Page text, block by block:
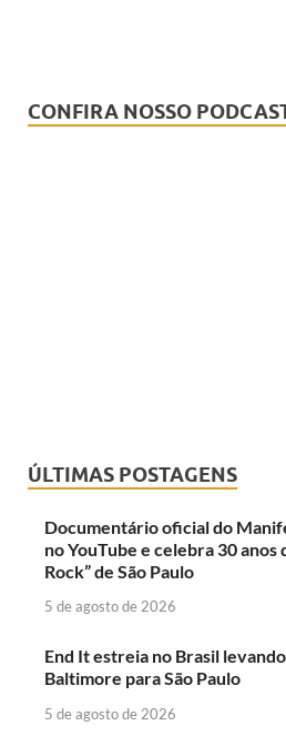
CONFIRA NOSSO
ÚLTIMAS POSTAGENS
Documentário oficial do
no YouTube e celebra 30 anos
Rock” de São Paulo
5 de agosto de 2026
End It estreia no Brasil
Baltimore para São Paulo
5 de agosto de 2026